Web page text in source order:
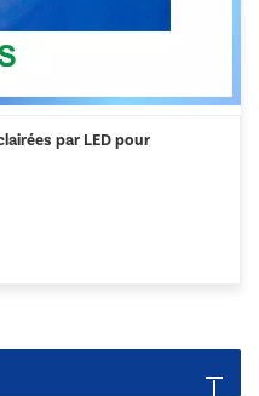
par LED pour